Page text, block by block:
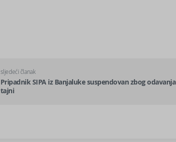
sljedeći članak
Pripadnik SIPA iz Banjaluke suspendovan zbog odavanja
tajni